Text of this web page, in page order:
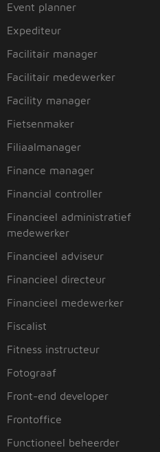
Event planner
Expediteur
Facilitair manager
Facilitair medewerker
Facility manager
Fietsenmaker
Filiaalmanager
Finance manager
Financial controller
Financieel administratief
medewerker
Financieel adviseur
Financieel directeur
Financieel medewerker
Fiscalist
Fitness instructeur
Fotograaf
Front-end developer
Frontoffice
Functioneel beheerder